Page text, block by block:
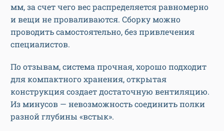
мм, за счет чего вес распределяется равномерно
и вещи не проваливаются. Сборку можно
проводить самостоятельно, без привлечения
специалистов.
По отзывам, система прочная, хорошо подходит
для компактного хранения, открытая
конструкция создает достаточную вентиляцию.
Из минусов — невозможность соединить полки
разной глубины «встык».